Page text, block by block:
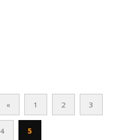
« 1 2 3
4 5